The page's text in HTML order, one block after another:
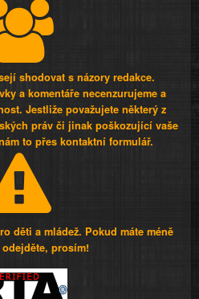
shodovat s názory redakce.
a komentáře necenzurujeme a
Jestliže považujete některý z
práv či jinak poškozující vaše
to přes kontaktní formulář.
děti a mládež. Pokud máte méně
odejděte, prosím!